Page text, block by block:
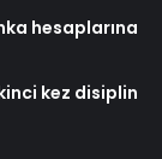
hesaplarına
kez disiplin